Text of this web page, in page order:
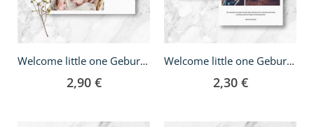
Welcome little one Geburtskarte - Klappkarte DIN lang
2,90 €
Welcome little one Geburtskarte - quadratisch
2,30 €